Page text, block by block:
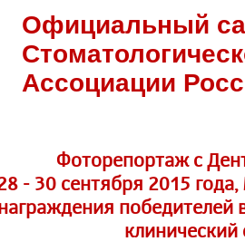
Официальный
Ассоциации
Фоторепортаж с
- 30 сентября 2015
победителей
клинический